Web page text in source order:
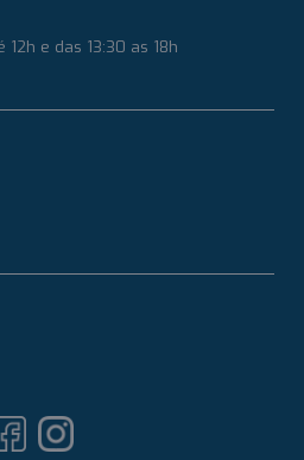
e das 13:30 as 18h